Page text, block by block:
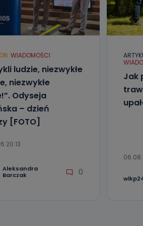
Telewizja
19 nie
Co
Po
Telewizji
19 dostępu
ich
sprzeciwu
Jakie
Państwa (lub
WIADOMOŚCI
ludzie, niezwykłe
niezwykłe
Odyseja
– dzień
[FOTO]
20:13
Aleksandra
Barczak
0
Jak